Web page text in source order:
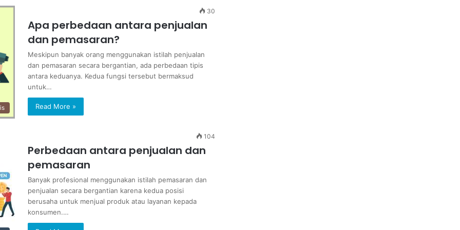
30
Apa perbedaan antara penjualan
dan pemasaran?
Meskipun banyak orang menggunakan istilah penjualan
dan pemasaran secara bergantian, ada perbedaan tipis
antara keduanya. Kedua fungsi tersebut bermaksud
untuk…
Read More »
104
Perbedaan antara penjualan dan
pemasaran
Banyak profesional menggunakan istilah pemasaran dan
penjualan secara bergantian karena kedua posisi
berusaha untuk menjual produk atau layanan kepada
konsumen.…